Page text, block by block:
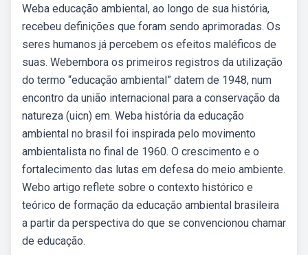
Weba educação ambiental, ao longo de sua história,
recebeu definições que foram sendo aprimoradas. Os
seres humanos já percebem os efeitos maléficos de
suas. Webembora os primeiros registros da utilização
do termo “educação ambiental” datem de 1948, num
encontro da união internacional para a conservação da
natureza (uicn) em. Weba história da educação
ambiental no brasil foi inspirada pelo movimento
ambientalista no final de 1960. O crescimento e o
fortalecimento das lutas em defesa do meio ambiente.
Webo artigo reflete sobre o contexto histórico e
teórico de formação da educação ambiental brasileira
a partir da perspectiva do que se convencionou chamar
de educação.